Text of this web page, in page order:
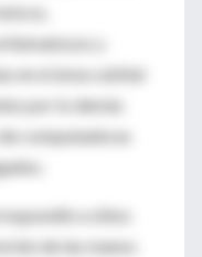
y
en el área cubital
por lo demás
computadoras
a sitios
de las manos